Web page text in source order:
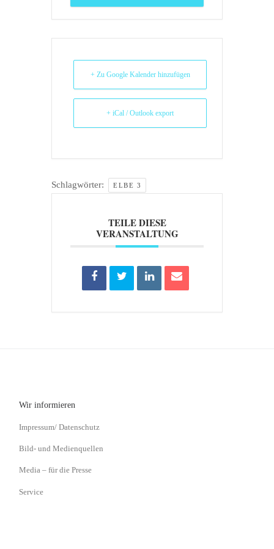
+ Zu Google Kalender hinzufügen
+ iCal / Outlook export
Schlagwörter: ELBE 3
TEILE DIESE
VERANSTALTUNG
Wir informieren
Impressum/ Datenschutz
Bild- und Medienquellen
Media – für die Presse
Service